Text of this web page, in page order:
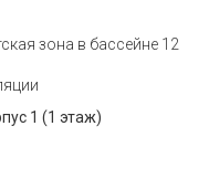
зона в бассейне 12
1 (1 этаж)